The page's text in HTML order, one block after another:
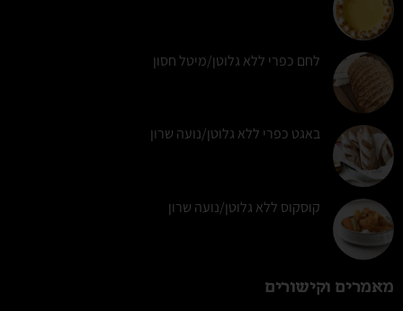
לחם כפרי ללא גלוטן/מיטל חסון
באגט כפרי ללא גלוטן/נועה שרון
קוסקוס ללא גלוטן/נועה שרון
מאמרים וקישורים